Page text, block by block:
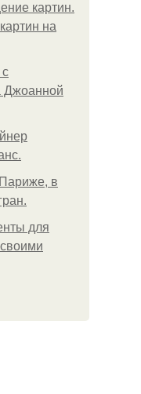
картин.
на
Джоанной
в
для